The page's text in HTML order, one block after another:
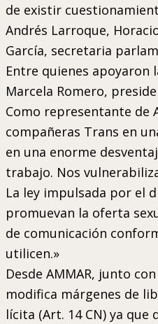
de existir
Andrés Larroque,
García, secretaria
Entre quienes apoyaron
Marcela Romero,
Como representante de
compañeras Trans en
en una enorme
trabajo. Nos
La ley impulsada por el
promuevan la oferta
de comunicación
utilicen.»
Desde AMMAR, junto
modifica márgenes de
lícita (Art. 14 CN) ya